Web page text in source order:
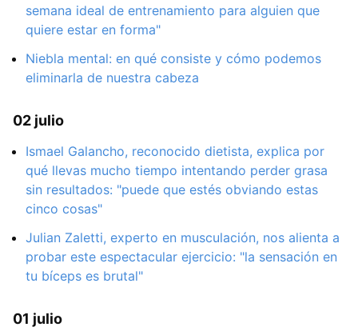
semana ideal de entrenamiento para alguien que
quiere estar en forma"
Niebla mental: en qué consiste y cómo podemos
eliminarla de nuestra cabeza
02 julio
Ismael Galancho, reconocido dietista, explica por
qué llevas mucho tiempo intentando perder grasa
sin resultados: "puede que estés obviando estas
cinco cosas"
Julian Zaletti, experto en musculación, nos alienta a
probar este espectacular ejercicio: "la sensación en
tu bíceps es brutal"
01 julio